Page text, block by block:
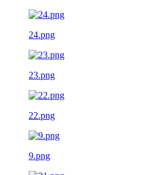
24.png
23.png
22.png
9.png